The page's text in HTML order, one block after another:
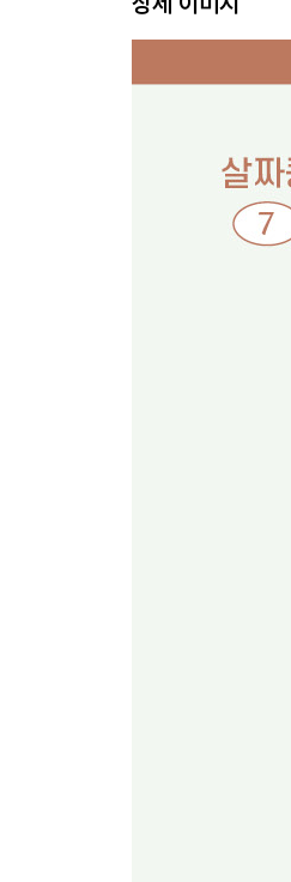
나직하지만 깊은
북 내레이터, 전문
낭독으로 N잡러의
3장 낭독의 재발견
아이에게 물려줄
내 취향이 듬뿍 들
4장 새벽낭독에서
두꺼운 책이 두렵
‘책 읽어주는 일’은